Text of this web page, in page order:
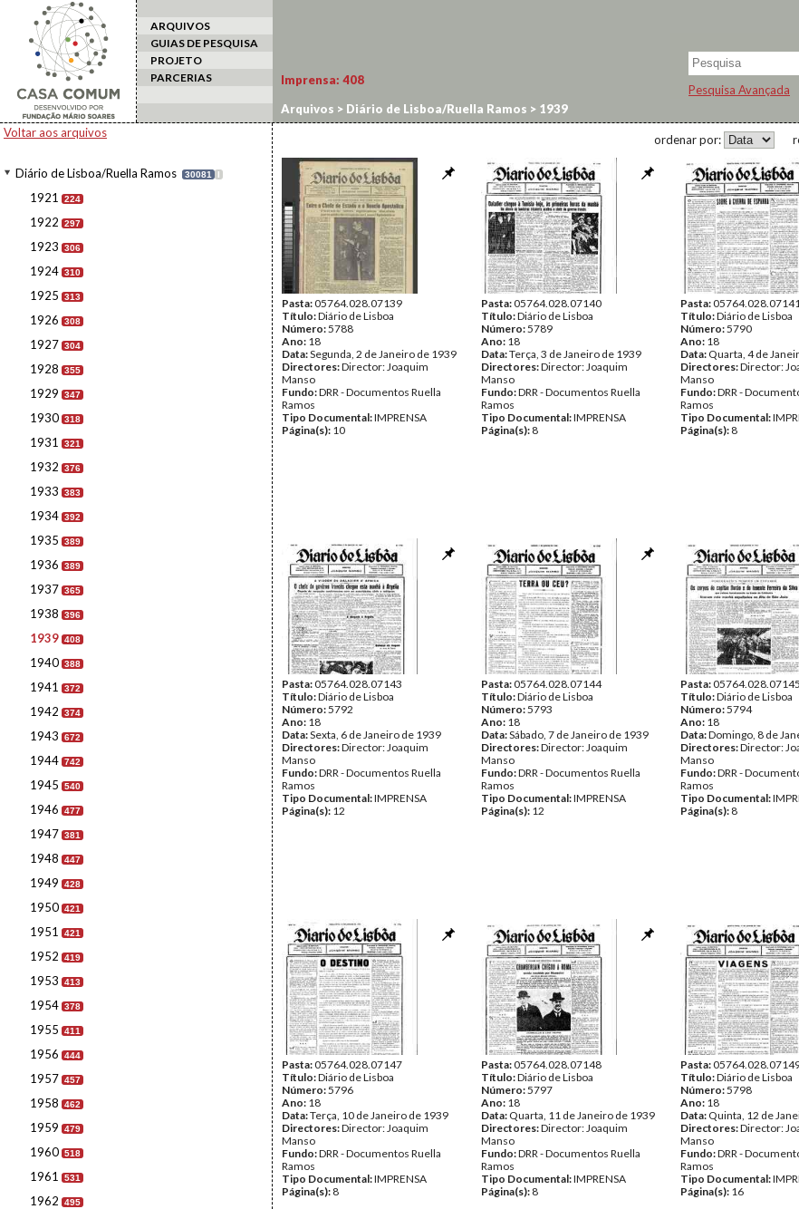
ARQUIVOS
GUIAS DE PESQUISA
PROJETO
PARCERIAS
Pesquisa Avançada
Voltar aos arquivos
Diário de Lisboa/Ruella Ramos 30081 I
1921 224
1922 297
1923 306
1924 310
1925 313
1926 308
1927 304
1928 355
1929 347
1930 318
1931 321
1932 376
1933 383
1934 392
1935 389
1936 389
1937 365
1938 396
1939 408
1940 388
1941 372
1942 374
1943 672
1944 742
1945 540
1946 477
1947 381
1948 447
1949 428
1950 421
1951 421
1952 419
1953 413
1954 378
1955 411
1956 444
1957 457
1958 462
1959 479
1960 518
1961 531
1962 495
Imprensa: 408
Arquivos > Diário de Lisboa/Ruella Ramos > 1939
ordenar por:
Pasta:05764.028.07139
Título:Diário de Lisboa
Número:5788
Ano: 18
Data:Segunda, 2 de Janeiro de 1939
Directores:Director: Joaquim
Manso
Fundo:DRR - Documentos Ruella
Ramos
Tipo Documental:IMPRENSA
Página(s): 10
Pasta:05764.028.07140
Título:Diário de Lisboa
Número:5789
Ano: 18
Data:Terça, 3 de Janeiro de 1939
Directores:Director: Joaquim
Manso
Fundo:DRR - Documentos Ruella
Ramos
Tipo Documental:IMPRENSA
Página(s): 8
Pasta:
Título:Diário de Lisboa
Número:5790
Ano: 18
Data: Quarta, 4 de
Directores:Director:
Manso
Fundo:DRR -
Ramos
Tipo Documental:
Página(s): 8
Pasta:05764.028.07143
Título:Diário de Lisboa
Número:5792
Ano: 18
Data:Sexta, 6 de Janeiro de 1939
Directores:Director: Joaquim
Manso
Fundo:DRR - Documentos Ruella
Ramos
Tipo Documental:IMPRENSA
Página(s): 12
Pasta:05764.028.07144
Título:Diário de Lisboa
Número:5793
Ano: 18
Data:Sábado, 7 de Janeiro de 1939
Directores:Director: Joaquim
Manso
Fundo:DRR - Documentos Ruella
Ramos
Tipo Documental:IMPRENSA
Página(s): 12
Pasta:05764.028.07145
Título:Diário de Lisboa
Número:5794
Ano: 18
Data:Domingo, 8 de
Directores:Director:
Manso
Fundo:DRR -
Ramos
Tipo Documental:
Página(s): 8
Pasta:05764.028.07147
Título:Diário de Lisboa
Número:5796
Ano: 18
Data:Terça, 10 de Janeiro de 1939
Directores:Director: Joaquim
Manso
Fundo:DRR - Documentos Ruella
Ramos
Tipo Documental:IMPRENSA
Página(s): 8
Pasta:05764.028.07148
Título:Diário de Lisboa
Número:5797
Ano: 18
Data: Quarta, 11 de Janeiro de 1939
Directores:Director: Joaquim
Manso
Fundo:DRR - Documentos Ruella
Ramos
Tipo Documental:IMPRENSA
Página(s): 8
Pasta:
Título:Diário de Lisboa
Número:5798
Ano: 18
Data: Quinta, 12 de
Directores:Director:
Manso
Fundo:DRR -
Ramos
Tipo Documental:
Página(s): 16